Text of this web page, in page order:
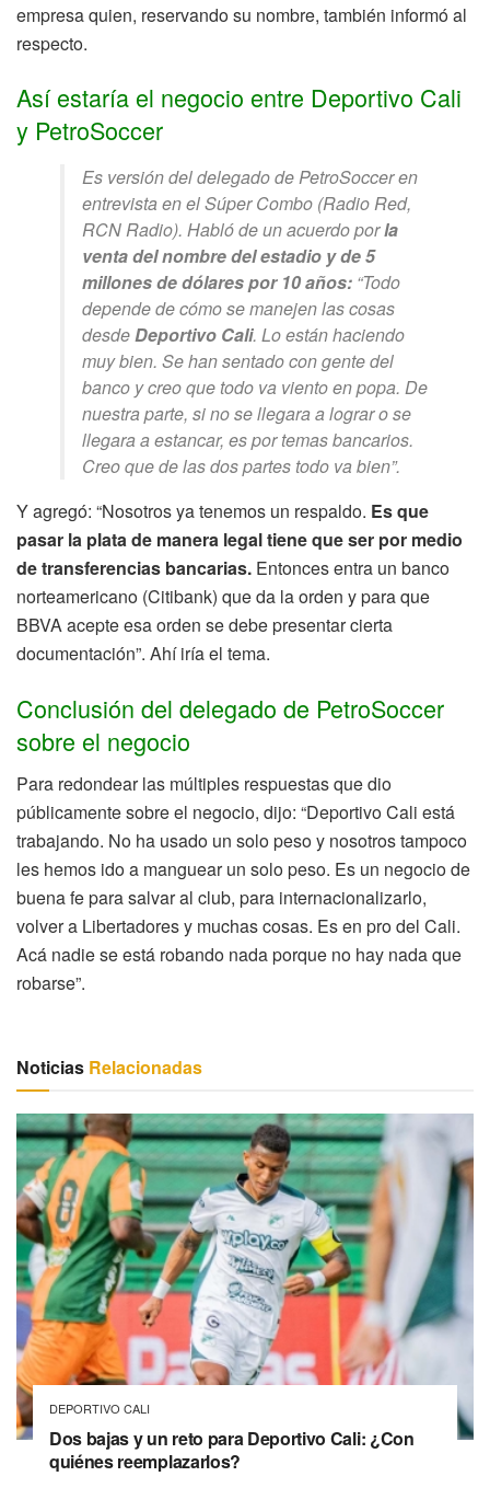
empresa quien, reservando su nombre, también informó al
respecto.
Así estaría el negocio entre Deportivo Cali
y PetroSoccer
Es versión del delegado de PetroSoccer en
entrevista en el Súper Combo (Radio Red,
RCN Radio). Habló de un acuerdo porla
venta del nombre del estadio y de 5
millones de dólares por 10 años: “Todo
depende de cómo se manejen las cosas
desdeDeportivo Cali. Lo están haciendo
muy bien. Se han sentado con gente del
banco y creo que todo va viento en popa. De
nuestra parte, si no se llegara a lograr o se
llegara a estancar, es por temas bancarios.
Creo que de las dos partes todo va bien”.
Y agregó: “Nosotros ya tenemos un respaldo. Es que
pasar la plata de manera legal tiene que ser por medio
de transferencias bancarias. Entonces entra un banco
norteamericano (Citibank) que da la orden y para que
BBVA acepte esa orden se debe presentar cierta
documentación”. Ahí iría el tema.
Conclusión del delegado de PetroSoccer
sobre el negocio
Para redondear las múltiples respuestas que dio
públicamente sobre el negocio, dijo: “Deportivo Cali está
trabajando. No ha usado un solo peso y nosotros tampoco
les hemos ido a manguear un solo peso. Es un negocio de
buena fe para salvar al club, para internacionalizarlo,
volver a Libertadores y muchas cosas. Es en pro del Cali.
Acá nadie se está robando nada porque no hay nada que
robarse”.
Noticias Relacionadas
DEPORTIVO CALI
Dos bajas y un reto para Deportivo Cali: ¿Con
quiénes reemplazarlos?